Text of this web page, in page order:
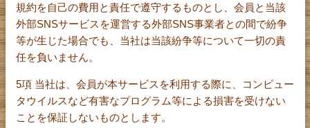
規約を自己の費用と責任で遵守するものとし、会員と当該
外部SNSサービスを運営する外部SNS事業者との間で紛争
等が生じた場合でも、当社は当該紛争等について一切の責
任を負いません。
5項 当社は、会員が本サービスを利用する際に、コンピュー
タウイルスなど有害なプログラム等による損害を受けない
ことを保証しないものとします。